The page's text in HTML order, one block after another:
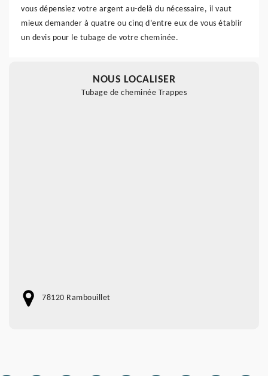
vous dépensiez votre argent au-delà du nécessaire, il vaut
mieux demander à quatre ou cinq d’entre eux de vous établir
un devis pour le tubage de votre cheminée.
NOUS LOCALISER
Tubage de cheminée Trappes
78120 Rambouillet